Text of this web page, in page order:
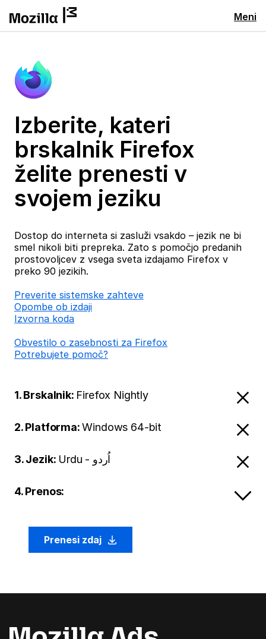
Meni
Izberite, kateri
brskalnik Firefox
želite prenesti v
svojem jeziku
Dostop do interneta si zasluži vsakdo – jezik ne bi
smel nikoli biti prepreka. Zato s pomočjo predanih
prostovoljcev z vsega sveta izdajamo Firefox v
preko 90 jezikih.
Preverite sistemske zahteve
Opombe ob izdaji
Izvorna koda
Obvestilo o zasebnosti za Firefox
Potrebujete pomoč?
1. Brskalnik: Firefox Nightly
2. Platforma:Windows 64-bit
3. Jezik: Urdu - اُردو
4. Prenos:
Prenesi zdaj